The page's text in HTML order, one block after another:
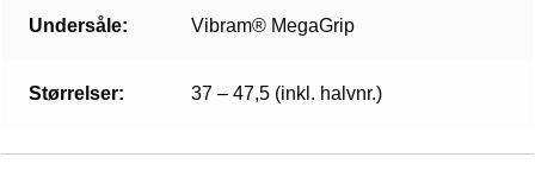
Undersåle: Vibram® MegaGrip
Størrelser: 37 – 47,5 (inkl. halvnr.)